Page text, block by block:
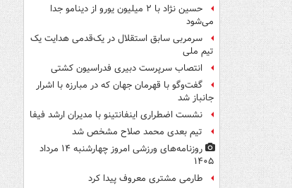
حسین نژاد با ۲ میلیون یورو از دینامو جدا
می‌شود
سرمربی سابق استقلال در یک‌قدمی هدایت یک
تیم ملی
انتصاب سرپرست دبیری فدراسیون کشتی
گفت‌وگو با قهرمان جهان که در مبارزه با اشرار
جانباز شد
نشست اضطراری اینفانتینو با مدیران ارشد فیفا
تیم بعدی محمد صلاح مشخص شد
روزنامه‌های ورزشی امروز چهارشنبه ۱۴ مرداد
۱۴۰۵
طارمی مشتری معروف پیدا کرد